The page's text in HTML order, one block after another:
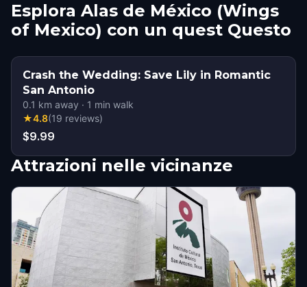
Esplora Alas de México (Wings
of Mexico) con un quest Questo
Crash the Wedding: Save Lily in Romantic
San Antonio
0.1 km away · 1 min walk
★4.8(19 reviews)
$9.99
Attrazioni nelle vicinanze